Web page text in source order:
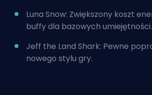
Luna Snow: Zwiększony koszt
buffy dla bazowych umiejętności.
Jeff the Land Shark: Pewne
nowego stylu gry.